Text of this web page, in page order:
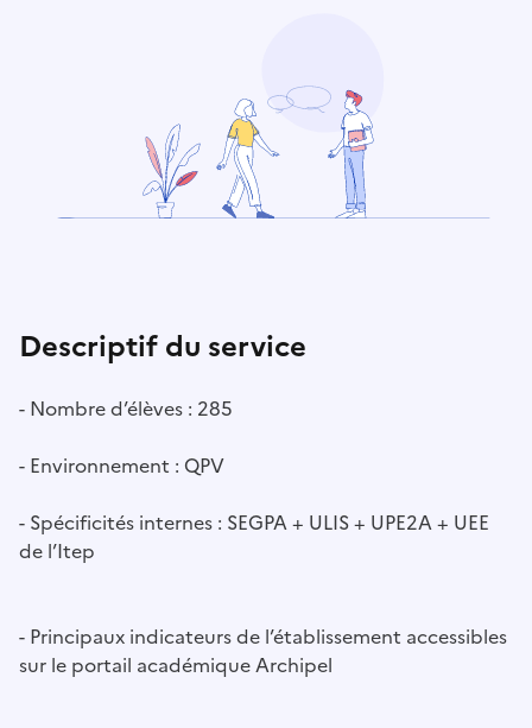
Descriptif du service
- Nombre d’élèves : 285
- Environnement : QPV
- Spécificités internes : SEGPA + ULIS + UPE2A + UEE
de l’Itep
- Principaux indicateurs de l’établissement accessibles
sur le portail académique Archipel